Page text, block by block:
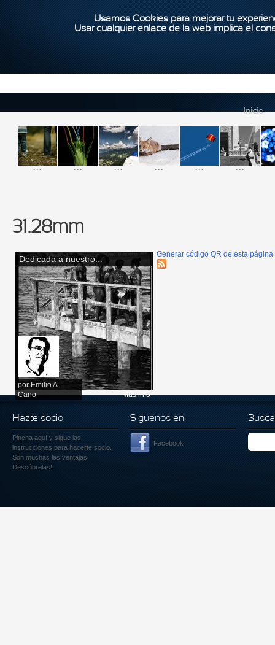
Usamos Cookies para mejorar tu
Usar cualquier enlace de la web implica el
Inicio
... ... ... ... ... ...
31.28mm
Dedicada a nuestro...
por Emilio A.
Cano
Más info
Generar código QR de esta página
Hazte socio
Pincha aquí y sigue las
instrucciones para hacerte socio.
Son muchas las ventajas.
Descúbrelas!
Siguenos en
Facebook